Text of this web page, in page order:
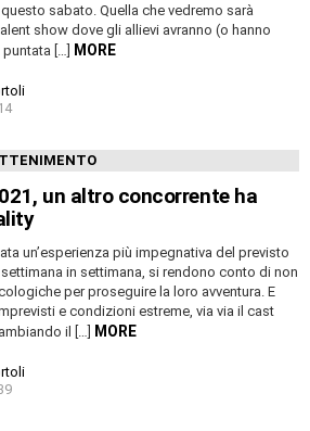
sabato. Quella che vedremo sarà
show dove gli allievi avranno (o hanno
[…]
MORE
un altro concorrente ha
un’esperienza più impegnativa del previsto
in settimana, si rendono conto di non
per proseguire la loro avventura. E
e condizioni estreme, via via il cast
il […]
MORE